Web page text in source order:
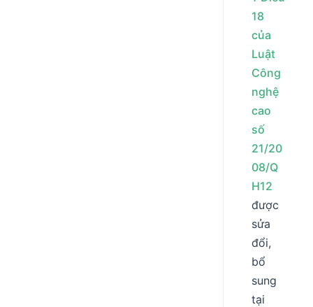
18
của
Luật
Công
nghệ
cao
số
21/20
08/Q
H12
được
sửa
đổi,
bổ
sung
tại